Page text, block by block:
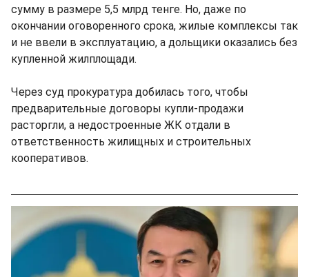
сумму в размере 5,5 млрд тенге. Но, даже по
окончании оговоренного срока, жилые комплексы так
и не ввели в эксплуатацию, а дольщики оказались без
купленной жилплощади.
Через суд прокуратура добилась того, чтобы
предварительные договоры купли-продажи
расторгли, а недостроенные ЖК отдали в
ответственность жилищных и строительных
кооперативов.